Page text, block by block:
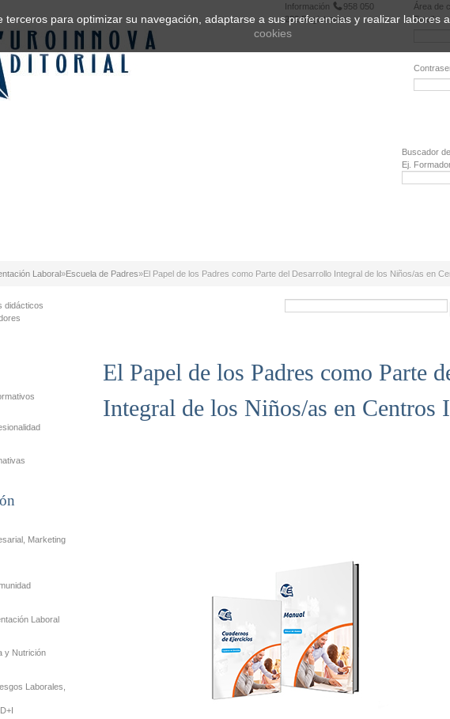
Información
958 050
222 Registrarse
Área de
Email:
Buscador
Ej.
Laboral»Escuela de Padres»El Papel de los Padres como Parte del Desarrollo Integral de los Niños/as en
didácticos
Marketing
Laboral
y Nutrición
Laborales,
El Papel de los Padres como Parte
Integral de los Niños/as en Centros
terceros para optimizar su navegación, adaptarse a sus preferencias y realizar labores
cookies